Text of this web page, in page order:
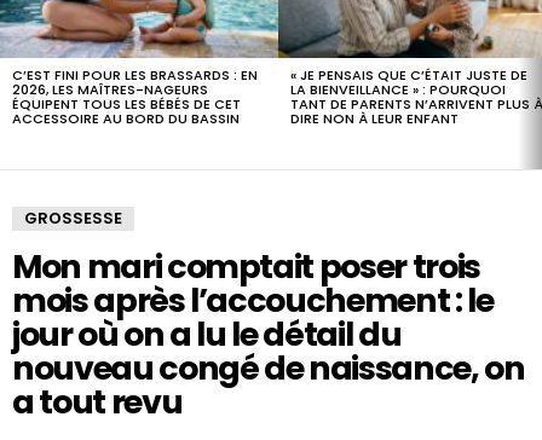
C’EST FINI POUR LES BRASSARDS : EN
2026, LES MAÎTRES-NAGEURS
ÉQUIPENT TOUS LES BÉBÉS DE CET
ACCESSOIRE AU BORD DU BASSIN
« JE PENSAIS QUE C’ÉTAIT JUSTE DE
LA BIENVEILLANCE » : POURQUOI
TANT DE PARENTS N’ARRIVENT PLUS
DIRE NON À LEUR ENFANT
GROSSESSE
Mon mari comptait poser trois
mois après l’accouchement : le
jour où on a lu le détail du
nouveau congé de naissance, on
a tout revu